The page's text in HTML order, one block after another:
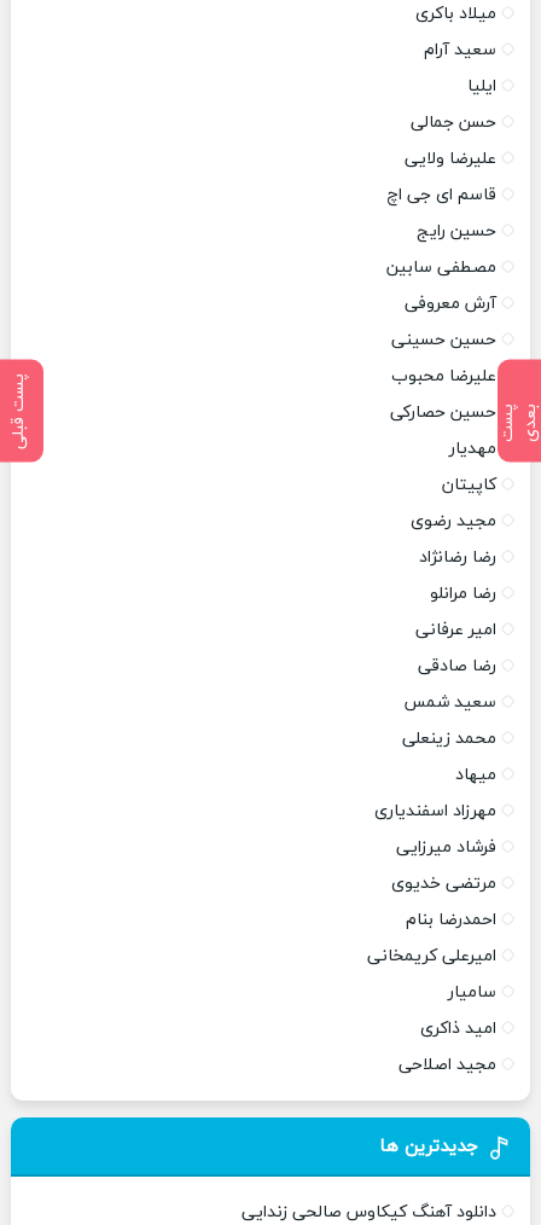
پ
س
ت
ب
ع
د ی پست قبلی
میلاد باکری
سعید آرام
ایلیا
حسن جمالی
علیرضا ولایی
قاسم ای جی اچ
حسین رایج
مصطفی سابین
آرش معروفی
حسین حسینی
علیرضا محبوب
حسین حصارکی
مهدیار
کاپیتان
مجید رضوی
رضا رضانژاد
رضا مرانلو
امیر عرفانی
رضا صادقی
سعید شمس
محمد زینعلی
میهاد
مهرزاد اسفندیاری
فرشاد میرزایی
مرتضی خدیوی
احمدرضا بنام
امیرعلی کریمخانی
سامیار
امید ذاکری
مجید اصلاحی
جدیدترین ها
دانلود آهنگ کیکاوس صالحی زندایی